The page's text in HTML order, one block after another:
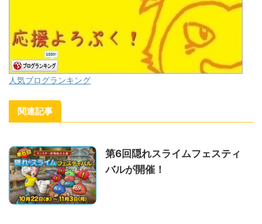
人気ブログランキング
関連記事
第6回隠れスライムフェスティ
バルが開催！